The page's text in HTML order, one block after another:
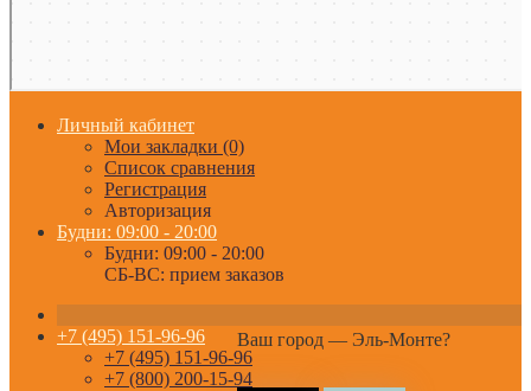
Личный кабинет
Мои закладки (0)
Список сравнения
Регистрация
Авторизация
Будни: 09:00 - 20:00
Будни: 09:00 - 20:00
СБ-ВС: прием заказов
Ваш город — Эль-Монте?
+7 (495) 151-96-96
+7 (495) 151-96-96
+7 (800) 200-15-94